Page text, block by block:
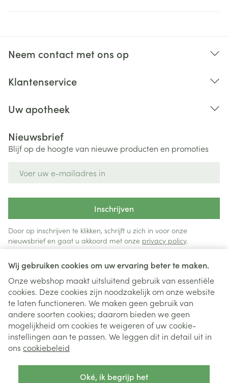
Wij gebruiken cookies om uw ervaring beter te maken.
Onze webshop maakt uitsluitend gebruik van essentiële
cookies. Deze cookies zijn noodzakelijk om onze website
te laten functioneren. We maken geen gebruik van
andere soorten cookies; daarom bieden we geen
mogelijkheid om cookies te weigeren of uw cookie-
instellingen aan te passen. We leggen dit in detail uit in
ons cookiebeleid
Oké, ik begrijp het
Neem contact met ons op
Klantenservice
Uw apotheek
Nieuwsbrief
Blijf op de hoogte van nieuwe producten en promoties
Inschrijven
Door op inschrijven te klikken, schrijft u zich in voor onze
nieuwsbrief en gaat u akkoord met onze privacy policy.
Juridische links